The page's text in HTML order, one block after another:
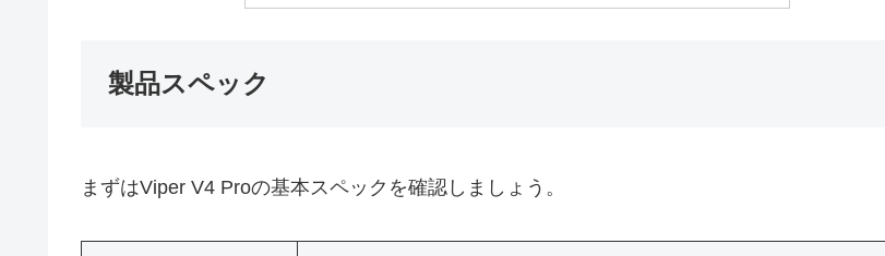
製品スペック
まずはViper V4 Proの基本スペックを確認しましょう。